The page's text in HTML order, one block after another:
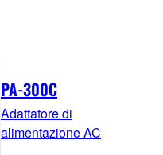
PA-300C
Adattatore di
alimentazione AC